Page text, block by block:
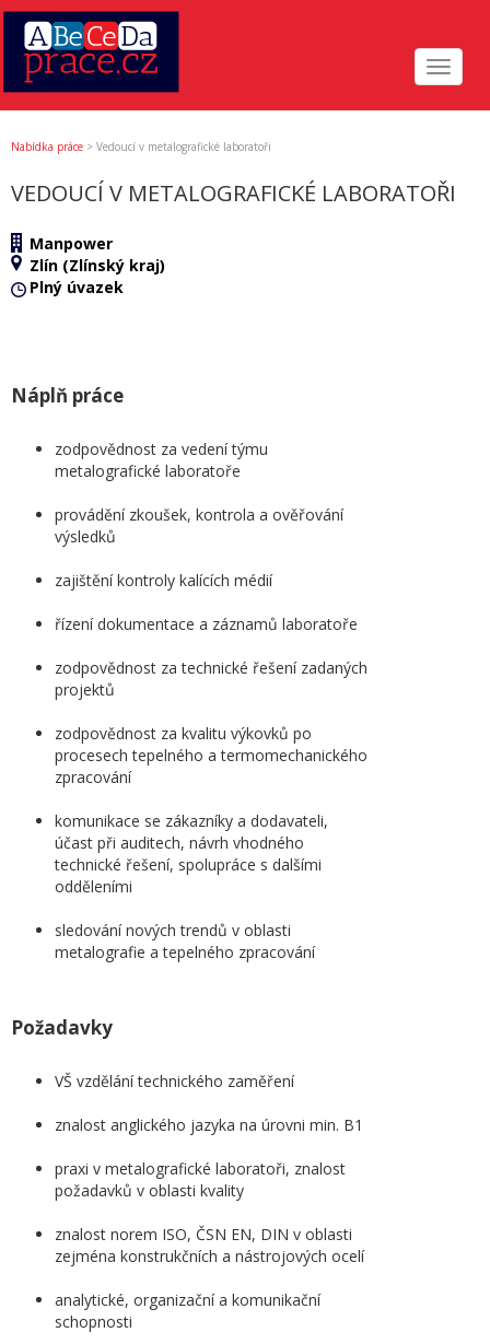
Toggle
Nabídka práce > Vedoucí v metalografické laboratoři
VEDOUCÍ V METALOGRAFICKÉ LABORATOŘI
Manpower
Zlín (Zlínský kraj)
Plný úvazek
Náplň práce
zodpovědnost za vedení týmu
metalografické laboratoře
provádění zkoušek, kontrola a ověřování
výsledků
zajištění kontroly kalících médií
řízení dokumentace a záznamů laboratoře
zodpovědnost za technické řešení zadaných
projektů
zodpovědnost za kvalitu výkovků po
procesech tepelného a termomechanického
zpracování
komunikace se zákazníky a dodavateli,
účast při auditech, návrh vhodného
technické řešení, spolupráce s dalšími
odděleními
sledování nových trendů v oblasti
metalografie a tepelného zpracování
Požadavky
VŠ vzdělání technického zaměření
znalost anglického jazyka na úrovni min. B1
praxi v metalografické laboratoři, znalost
požadavků v oblasti kvality
znalost norem ISO, ČSN EN, DIN v oblasti
zejména konstrukčních a nástrojových ocelí
analytické, organizační a komunikační
schopnosti